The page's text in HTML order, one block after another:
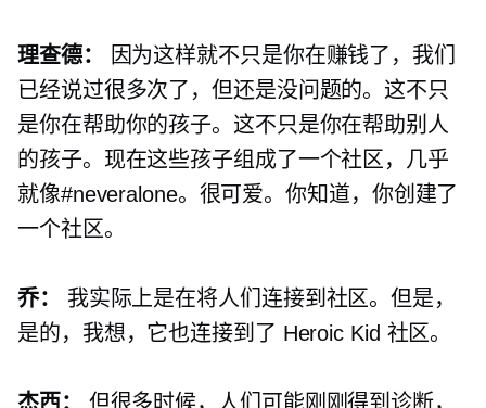
理查德：
因为这样就不只是你在赚钱了，我们
已经说过很多次了，但还是没问题的。这不只
是你在帮助你的孩子。这不只是你在帮助别人
的孩子。现在这些孩子组成了一个社区，几乎
就像#neveralone。很可爱。你知道，你创建了
一个社区。
乔：
我实际上是在将人们连接到社区。但是，
是的，我想，它也连接到了 Heroic Kid 社区。
杰西： 但很多时候，人们可能刚刚得到诊断，